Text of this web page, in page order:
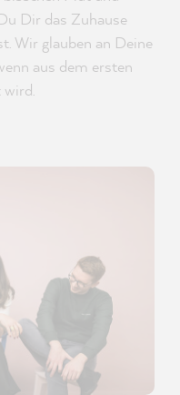
Dir das Zuhause
Wir glauben an Deine
aus dem ersten